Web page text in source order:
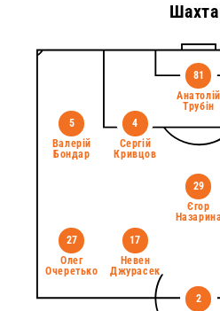
81
Анатолій
Трубін
5
Валерій
Бондар
4
Сергій
Кривцов
29
Єгор
27
Олег
Очеретько
17
Невен
Джурасек
2